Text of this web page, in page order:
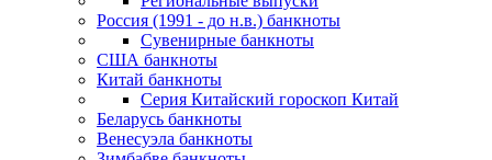
Россия (1991 - до н.в.) банкноты
Сувенирные банкноты
США банкноты
Китай банкноты
Серия Китайский гороскоп Китай
Беларусь банкноты
Венесуэла банкноты